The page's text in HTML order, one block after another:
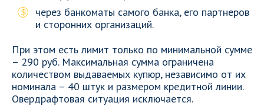
через банкоматы самого банка, его партнеров
и сторонних организаций.
При этом есть лимит только по минимальной сумме
– 290 руб. Максимальная сумма ограничена
количеством выдаваемых купюр, независимо от их
номинала – 40 штук и размером кредитной линии.
Овердрафтовая ситуация исключается.